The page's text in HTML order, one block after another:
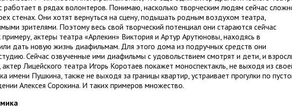
работает в рядах волонтеров. Понимаю, насколько творческим людям сейчас
стенах. Они хотят вернуться на сцену, подышать родным воздухом театра,
зрителями. Поэтому весь свой творческий потенциал они стараются сейчас
примеру, актеры театра «Арлекин» Виктория и Артур Арутюновы, находясь в
дать новую жизнь диафильмам. Для этого дома из подручных средств они
Сейчас озвученные ими диафильмы с удовольствием смотрят и дети, и
актер Лицейского театра Игорь Коротаев покажет моноспектакль, не выходя из
имени Пушкина, также не выходя за границы квартир, устраивает прогулки по
Алексея Сорокина. И таких примеров множество.